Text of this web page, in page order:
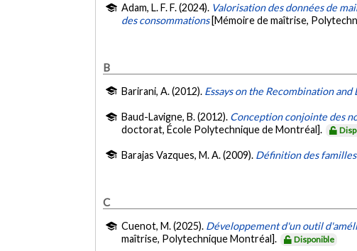
Adam, L. F. F. (2024). Valorisation des données de
des consommations [Mémoire de maîtrise,
B
Barirani, A. (2012). Essays on the Recombination
Baud-Lavigne, B. (2012). Conception conjointe des
doctorat, École Polytechnique de Montréal].
Barajas Vazques, M. A. (2009). Définition des
C
Cuenot, M. (2025). Développement d'un outil
maîtrise, Polytechnique Montréal].
Disponible